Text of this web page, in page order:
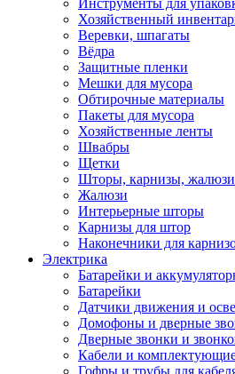
Хозяйственный
Веревки, шпагаты
Вёдра
Защитные пленки
Мешки для мусора
Обтирочные материалы
Пакеты для мусора
Хозяйственные ленты
Швабры
Щетки
Шторы, карнизы, жалюзи
Жалюзи
Интерьерные шторы
Карнизы для штор
Наконечники для
Электрика
Батарейки и
Батарейки
Датчики движения и
Домофоны и дверные
Дверные звонки и
Кабели и
Гофры и трубы для